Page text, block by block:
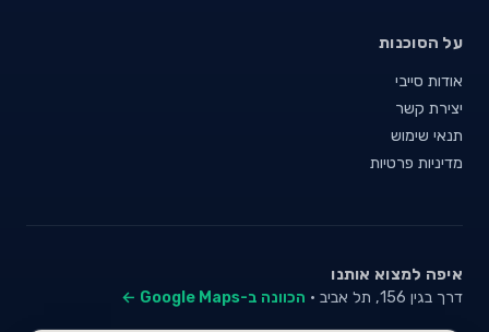
על הסוכנות
אודות סייבי
יצירת קשר
תנאי שימוש
מדיניות פרטיות
איפה למצוא אותנו
דרך בגין 156, תל אביב · הכוונה ב-Google Maps ←